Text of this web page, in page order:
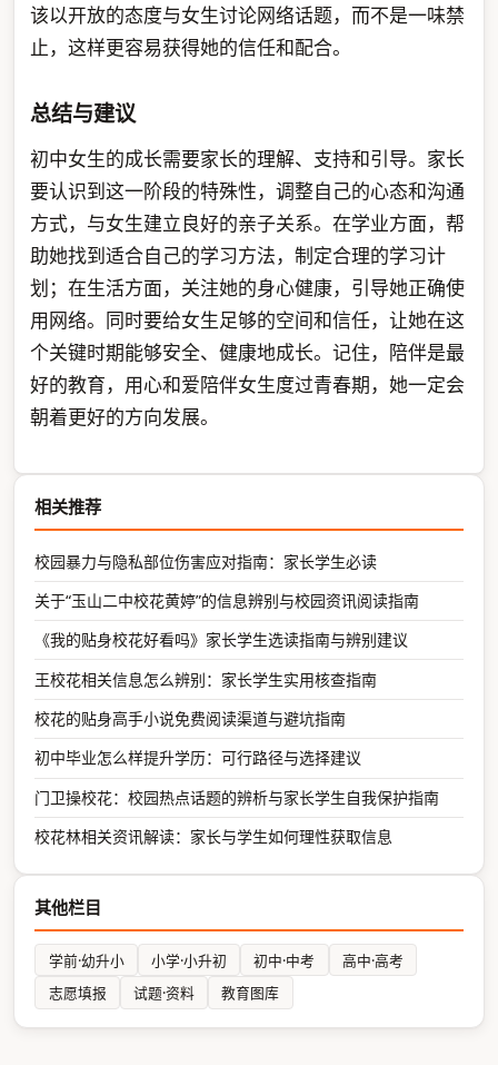
该以开放的态度与女生讨论网络话题，而不是一味禁
止，这样更容易获得她的信任和配合。
总结与建议
初中女生的成长需要家长的理解、支持和引导。家长
要认识到这一阶段的特殊性，调整自己的心态和沟通
方式，与女生建立良好的亲子关系。在学业方面，帮
助她找到适合自己的学习方法，制定合理的学习计
划；在生活方面，关注她的身心健康，引导她正确使
用网络。同时要给女生足够的空间和信任，让她在这
个关键时期能够安全、健康地成长。记住，陪伴是最
好的教育，用心和爱陪伴女生度过青春期，她一定会
朝着更好的方向发展。
相关推荐
校园暴力与隐私部位伤害应对指南：家长学生必读
关于“玉山二中校花黄婷”的信息辨别与校园资讯阅读指南
《我的贴身校花好看吗》家长学生选读指南与辨别建议
王校花相关信息怎么辨别：家长学生实用核查指南
校花的贴身高手小说免费阅读渠道与避坑指南
初中毕业怎么样提升学历：可行路径与选择建议
门卫操校花：校园热点话题的辨析与家长学生自我保护指南
校花林相关资讯解读：家长与学生如何理性获取信息
其他栏目
学前·幼升小 小学·小升初 初中·中考
高中·高考
志愿填报
试题·资料 教育图库